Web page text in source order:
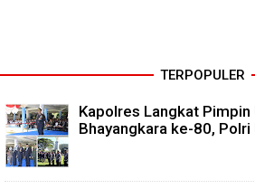
TERPOPULER
Kapolres Langkat Pimpin
Bhayangkara ke-80,